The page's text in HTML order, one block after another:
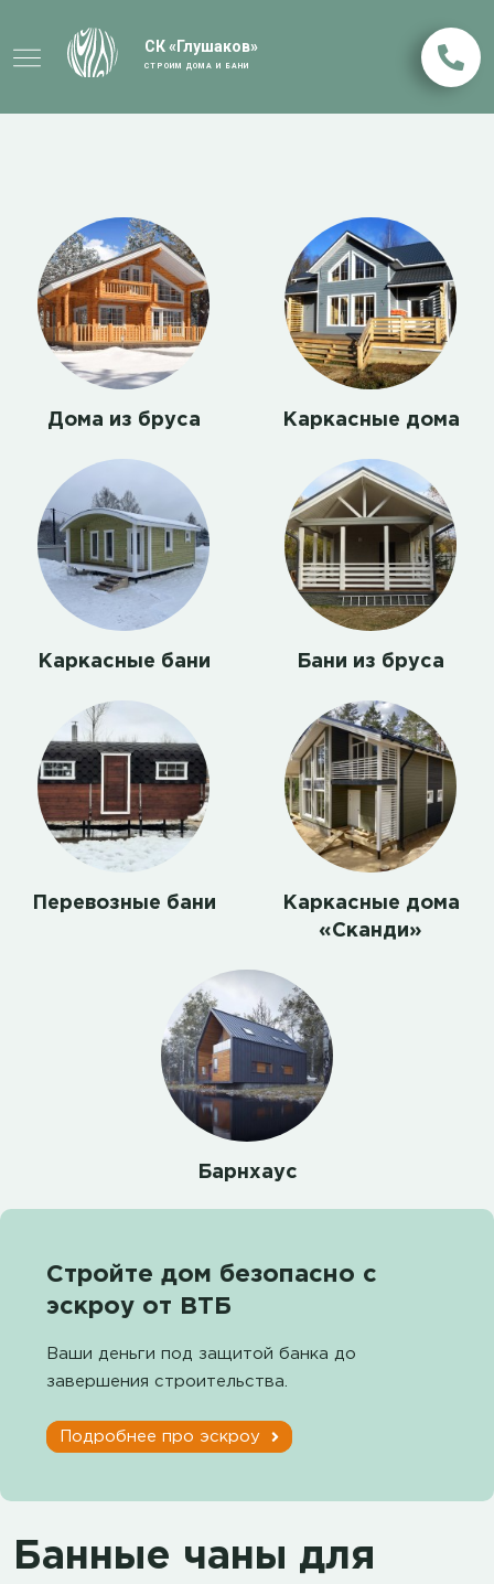
СК «Глушаков»
СТРОИМ ДОМА И БАНИ
Дома из бруса Каркасные дома
Каркасные бани Бани из бруса
Перевозные бани
Каркасные дома
«Сканди»
Барнхаус
Стройте дом безопасно с
эскроу от ВТБ
Ваши деньги под защитой банка до
завершения строительства.
Подробнее про эскроу
Банные чаны для